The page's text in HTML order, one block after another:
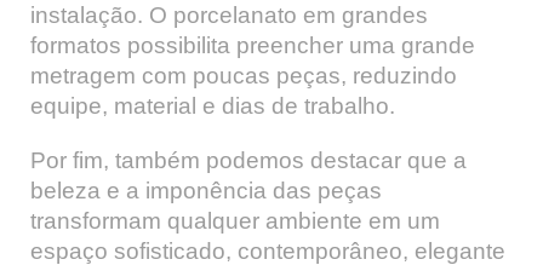
instalação. O porcelanato em grandes
formatos possibilita preencher uma grande
metragem com poucas peças, reduzindo
equipe, material e dias de trabalho.
Por fim, também podemos destacar que a
beleza e a imponência das peças
transformam qualquer ambiente em um
espaço sofisticado, contemporâneo, elegante